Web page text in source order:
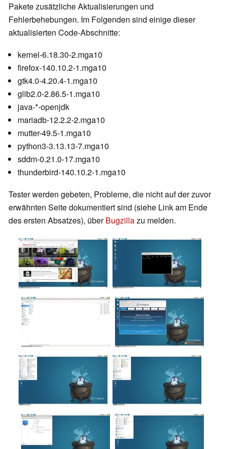
Pakete zusätzliche Aktualisierungen und
Fehlerbehebungen. Im Folgenden sind einige dieser
aktualisierten Code-Abschnitte:
kernel-6.18.30-2.mga10
firefox-140.10.2-1.mga10
gtk4.0-4.20.4-1.mga10
glib2.0-2.86.5-1.mga10
java-*-openjdk
mariadb-12.2.2-2.mga10
mutter-49.5-1.mga10
python3-3.13.13-7.mga10
sddm-0.21.0-17.mga10
thunderbird-140.10.2-1.mga10
Tester werden gebeten, Probleme, die nicht auf der zuvor
erwähnten Seite dokumentiert sind (siehe Link am Ende
des ersten Absatzes), überBugzillazu melden.